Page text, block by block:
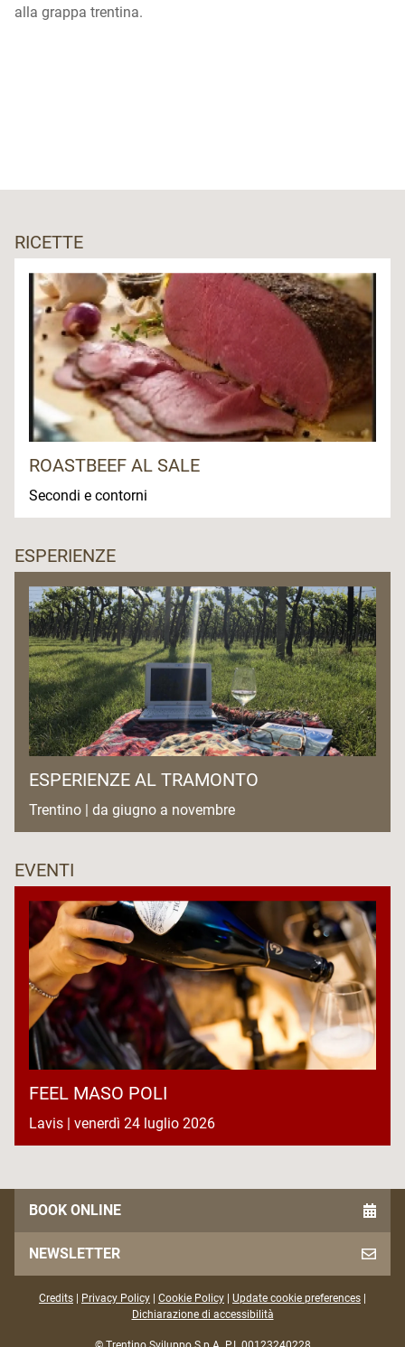
alla grappa trentina.
RICETTE
ROASTBEEF AL SALE
Secondi e contorni
ESPERIENZE
ESPERIENZE AL TRAMONTO
Trentino | da giugno a novembre
EVENTI
FEEL MASO POLI
Lavis | venerdì 24 luglio 2026
BOOK ONLINE
NEWSLETTER
Credits Privacy Policy Cookie Policy Update cookie preferences
Dichiarazione di accessibilità